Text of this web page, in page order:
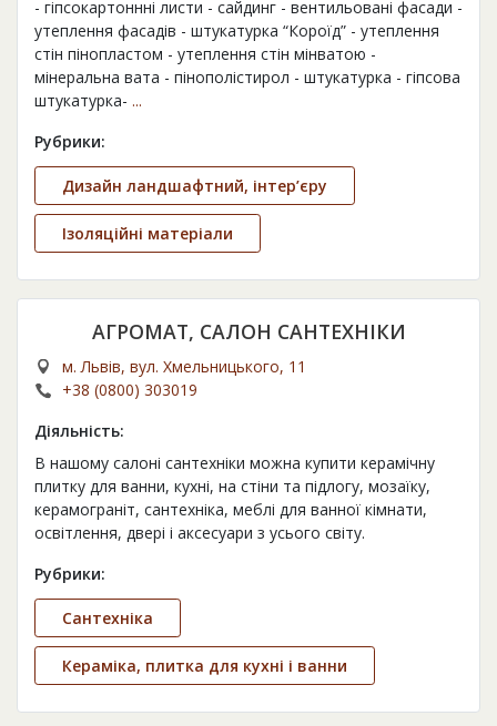
- гіпсокартоннні листи - сайдинг - вентильовані фасади -
утеплення фасадів - штукатурка “Короїд” - утеплення
стін пінопластом - утеплення стін мінватою -
мінеральна вата - пінополістирол - штукатурка - гіпсова
штукатурка- ...
Рубрики:
Дизайн ландшафтний, інтер’єру
Ізоляційні матеріали
АГРОМАТ, САЛОН САНТЕХНІКИ
м. Львів, вул. Хмельницького, 11
+38 (0800) 303019
Діяльність:
В нашому салоні сантехніки можна купити керамічну
плитку для ванни, кухні, на стіни та підлогу, мозаїку,
керамограніт, сантехніка, меблі для ванної кімнати,
освітлення, двері і аксесуари з усього світу.
Рубрики:
Сантехніка
Кераміка, плитка для кухні і ванни